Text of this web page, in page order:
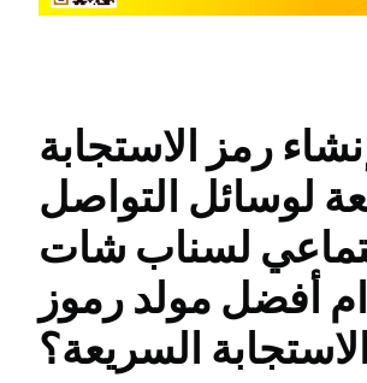
رمز الاستجابة
لوسائل التواصل
لسناب شات
أفضل مولد رموز
الاستجابة السريعة؟